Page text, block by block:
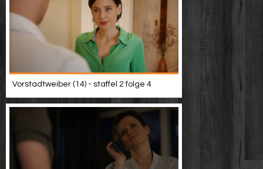
Vorstadtweiber (14) - staffel 2 folge 4